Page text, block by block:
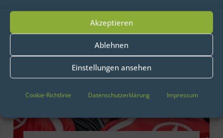
Akzeptieren
Ablehnen
Einstellungen ansehen
Cookie-Richtlinie Datenschutzerklärung Impressum